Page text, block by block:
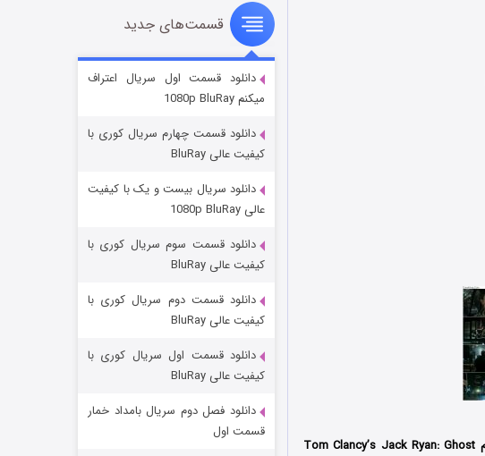
که با نام Tom Clancy’s Jack Ryan: Ghost
مردگان متحرک: شهر مرده ۳
قسمت۲ (زیرنویس) منتشر شد
شکست استوارت در نجات جهان
قسمت‌های جدید
دانلود قسمت اول سریال اعتراف
میکنم 1080p BluRay
دانلود قسمت چهارم سریال کوری با
کیفیت عالی BluRay
دانلود سریال بیست و یک با کیفیت
عالی 1080p BluRay
دانلود قسمت سوم سریال کوری با
کیفیت عالی BluRay
دانلود قسمت دوم سریال کوری با
کیفیت عالی BluRay
دانلود قسمت اول سریال کوری با
کیفیت عالی BluRay
دانلود فصل دوم سریال بامداد خمار
قسمت اول